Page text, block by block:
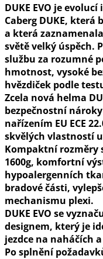
DUKE EVO je
Caberg DUKE, která
a která
světě velký úspěch.
službu za rozumné
hmotnost, vysoké
hvězdiček podle
Zcela nová helma
bezpečnostní
nařízením EU ECE
skvělých vlastností
Kompaktní rozměry
1600g, komfortní
hypoalergenních
bradové části,
mechanismu plexi.
DUKE EVO se
designem, který je
jezdce na naháčích
Po splnění